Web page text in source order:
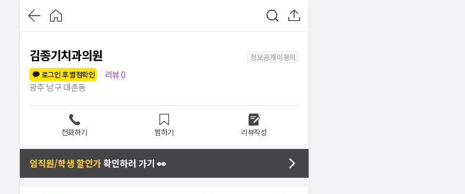
김종기치과의원
정보공개 미동의
로그인 후 별점확인
리뷰0
광주 남구 대촌동
전화하기 찜하기 리뷰작성
임직원/학생 할인가확인하러 가기 👀